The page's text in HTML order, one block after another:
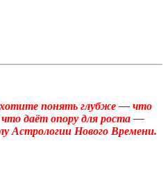
хотите понять глубже — что
даёт опору для роста —
Астрологии Нового Времени.